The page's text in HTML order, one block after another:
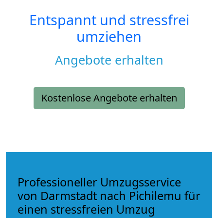
Entspannt und stressfrei
umziehen
Angebote erhalten
Kostenlose Angebote erhalten
Professioneller Umzugsservice
von Darmstadt nach Pichilemu für
einen stressfreien Umzug